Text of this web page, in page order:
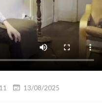
13/08/2025